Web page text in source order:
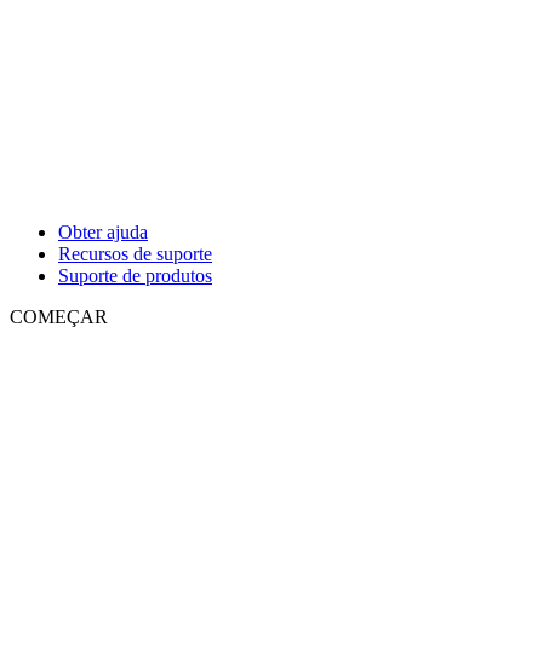
Obter ajuda
Recursos de suporte
Suporte de produtos
COMEÇAR